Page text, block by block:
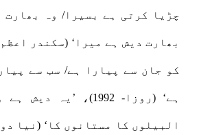
چڑیا کرتی ہے بسیرا/ وہ بھارت
کو جان سے پیارا ہے/ سب سے
ہے‘ (روزا- 1992)،